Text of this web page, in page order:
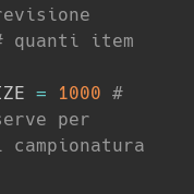
quanti item
= 1000 #
per